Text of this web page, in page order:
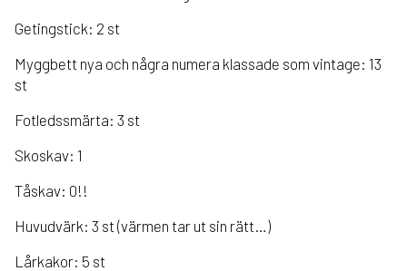
Getingstick: 2 st
Myggbett nya och några numera klassade som vintage: 13
st
Fotledssmärta: 3 st
Skoskav: 1
Tåskav: 0!!
Huvudvärk: 3 st (värmen tar ut sin rätt…)
Lårkakor: 5 st